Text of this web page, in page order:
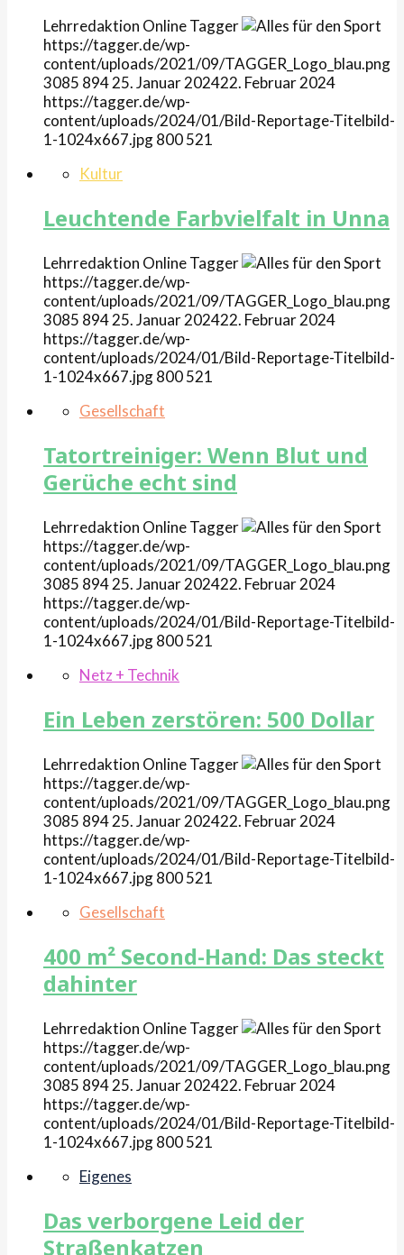
Lehrredaktion OnlineTagger
https://tagger.de/wp-
content/uploads/2021/09/TAGGER_Logo_blau.png
3085 89425. Januar 202422. Februar 2024
https://tagger.de/wp-
content/uploads/2024/01/Bild-Reportage-Titelbild-
1-1024x667.jpg800521
Kultur
Leuchtende Farbvielfalt in Unna
Lehrredaktion OnlineTagger
https://tagger.de/wp-
content/uploads/2021/09/TAGGER_Logo_blau.png
3085 89425. Januar 202422. Februar 2024
https://tagger.de/wp-
content/uploads/2024/01/Bild-Reportage-Titelbild-
1-1024x667.jpg800521
Gesellschaft
Tatortreiniger: Wenn Blut und
Gerüche echt sind
Lehrredaktion OnlineTagger
https://tagger.de/wp-
content/uploads/2021/09/TAGGER_Logo_blau.png
3085 89425. Januar 202422. Februar 2024
https://tagger.de/wp-
content/uploads/2024/01/Bild-Reportage-Titelbild-
1-1024x667.jpg800521
Netz + Technik
Ein Leben zerstören: 500 Dollar
Lehrredaktion OnlineTagger
https://tagger.de/wp-
content/uploads/2021/09/TAGGER_Logo_blau.png
3085 89425. Januar 202422. Februar 2024
https://tagger.de/wp-
content/uploads/2024/01/Bild-Reportage-Titelbild-
1-1024x667.jpg800521
Gesellschaft
400 m² Second-Hand: Das steckt
dahinter
Lehrredaktion OnlineTagger
https://tagger.de/wp-
content/uploads/2021/09/TAGGER_Logo_blau.png
3085 89425. Januar 202422. Februar 2024
https://tagger.de/wp-
content/uploads/2024/01/Bild-Reportage-Titelbild-
1-1024x667.jpg800521
Eigenes
Das verborgene Leid der
Straßenkatzen